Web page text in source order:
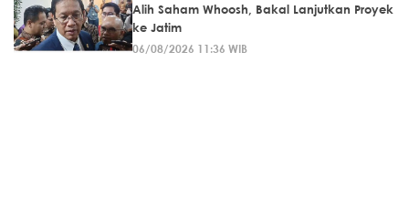
Alih Saham Whoosh, Bakal Lanjutkan Proyek
ke Jatim
06/08/2026 11:36 WIB